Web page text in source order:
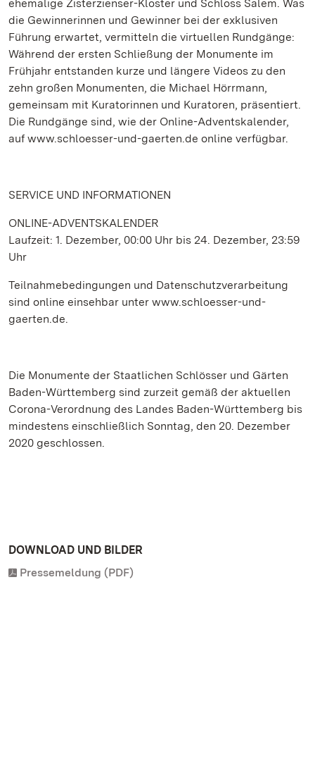
ehemalige Zisterzienser-Kloster und Schloss Salem. Was
die Gewinnerinnen und Gewinner bei der exklusiven
Führung erwartet, vermitteln die virtuellen Rundgänge:
Während der ersten Schließung der Monumente im
Frühjahr entstanden kurze und längere Videos zu den
zehn großen Monumenten, die Michael Hörrmann,
gemeinsam mit Kuratorinnen und Kuratoren, präsentiert.
Die Rundgänge sind, wie der Online-Adventskalender,
auf www.schloesser-und-gaerten.de online verfügbar.
SERVICE UND INFORMATIONEN
ONLINE-ADVENTSKALENDER
Laufzeit: 1. Dezember, 00:00 Uhr bis 24. Dezember, 23:59
Uhr
Teilnahmebedingungen und Datenschutzverarbeitung
sind online einsehbar unter www.schloesser-und-
gaerten.de.
Die Monumente der Staatlichen Schlösser und Gärten
Baden-Württemberg sind zurzeit gemäß der aktuellen
Corona-Verordnung des Landes Baden-Württemberg bis
mindestens einschließlich Sonntag, den 20. Dezember
2020 geschlossen.
DOWNLOAD UND BILDER
Pressemeldung (PDF)